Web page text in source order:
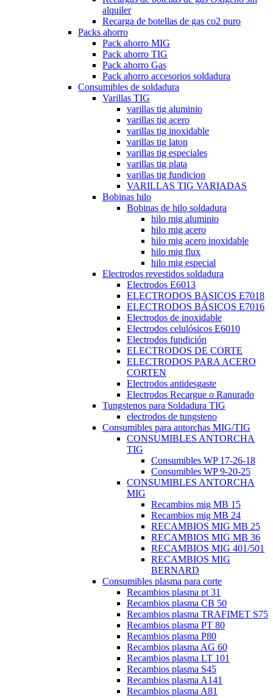
alquiler
Recarga de botellas de gas co2 puro
Packs ahorro
Pack ahorro MIG
Pack ahorro TIG
Pack ahorro Gas
Pack ahorro accesorios soldadura
Consumibles de soldadura
Varillas TIG
varillas tig aluminio
varillas tig acero
varillas tig inoxidable
varillas tig laton
varillas tig especiales
varillas tig plata
varillas tig fundicion
VARILLAS TIG VARIADAS
Bobinas hilo
Bobinas de hilo soldadura
hilo mig aluminio
hilo mig acero
hilo mig acero inoxidable
hilo mig flux
hilo mig especial
Electrodos revestidos soldadura
Electrodos E6013
ELECTRODOS BASICOS E7018
ELECTRODOS BÁSICOS E7016
Electrodos de inoxidable
Electrodos celulósicos E6010
Electrodos fundición
ELECTRODOS DE CORTE
ELECTRODOS PARA ACERO
CORTEN
Electrodos antidesgaste
Electrodos Recargue o Ranurado
Tungstenos para Soldadura TIG
electrodos de tungsteno
Consumibles para antorchas MIG/TIG
CONSUMIBLES ANTORCHA
TIG
Consumibles WP 17-26-18
Consumibles WP 9-20-25
CONSUMIBLES ANTORCHA
MIG
Recambios mig MB 15
Recambios mig MB 24
RECAMBIOS MIG MB 25
RECAMBIOS MIG MB 36
RECAMBIOS MIG 401/501
RECAMBIOS MIG
BERNARD
Consumibles plasma para corte
Recambios plasma pt 31
Recambios plasma CB 50
Recambios plasma TRAFIMET S75
Recambios plasma PT 80
Recambios plasma P80
Recambios plasma AG 60
Recambios plasma LT 101
Recambios plasma S45
Recambios plasma A141
Recambios plasma A81